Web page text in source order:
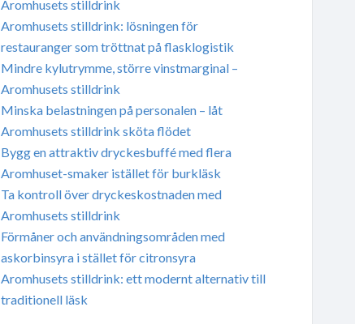
Aromhusets stilldrink
Aromhusets stilldrink: lösningen för
restauranger som tröttnat på flasklogistik
Mindre kylutrymme, större vinstmarginal –
Aromhusets stilldrink
Minska belastningen på personalen – låt
Aromhusets stilldrink sköta flödet
Bygg en attraktiv dryckesbuffé med flera
Aromhuset-smaker istället för burkläsk
Ta kontroll över dryckeskostnaden med
Aromhusets stilldrink
Förmåner och användningsområden med
askorbinsyra i stället för citronsyra
Aromhusets stilldrink: ett modernt alternativ till
traditionell läsk